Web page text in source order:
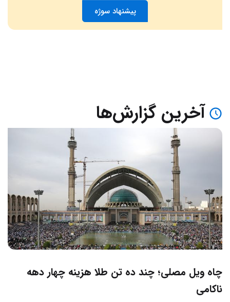
پیشنهاد سوژه
آخرین گزارش‌ها
چاه ویل مصلی؛ چند ده تن طلا هزینه چهار دهه
ناکامی